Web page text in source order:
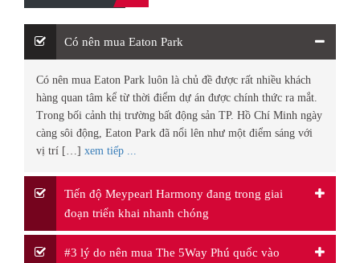
Có nên mua Eaton Park
Có nên mua Eaton Park luôn là chủ đề được rất nhiều khách
hàng quan tâm kể từ thời điểm dự án được chính thức ra mắt.
Trong bối cảnh thị trường bất động sản TP. Hồ Chí Minh ngày
càng sôi động, Eaton Park đã nổi lên như một điểm sáng với
vị trí […] xem tiếp ...
Tiến độ Meypearl Harmony đang trong giai
đoạn triển khai nhanh chóng
#3 lý do nên mua The 5Way Phú quốc vào